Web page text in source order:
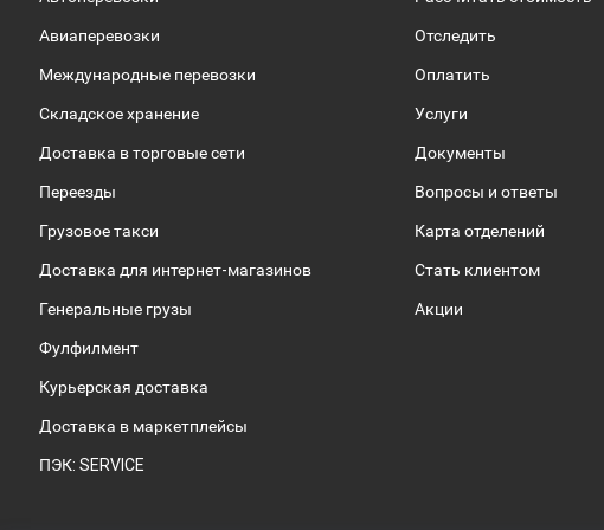
Авиаперевозки
Международные перевозки
Складское хранение
Доставка в торговые сети
Переезды
Грузовое такси
Доставка для интернет-магазинов
Генеральные грузы
Фулфилмент
Курьерская доставка
Доставка в маркетплейсы
ПЭК: SERVICE
Отследить
Оплатить
Услуги
Документы
Вопросы и ответы
Карта отделений
Стать клиентом
Акции